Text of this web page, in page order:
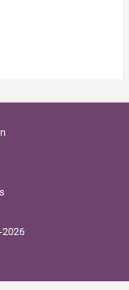
2026